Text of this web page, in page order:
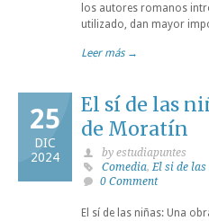
los autores romanos
utilizado, dan mayor
Leer más →
25
DIC
2024
El sí de las
de Moratín
by estudiapuntes
Comedia,El si de
0 Comment
El sí de las niñas: Una